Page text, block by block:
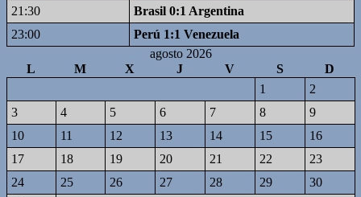
21:30
Brasil 0:1 Argentina
23:00
Perú 1:1 Venezuela
agosto 2026
L
M X J V S
D
1
2
3
4 5 6 7 8
9
10
11 12 13 14 15
16
17
18 19 20 21 22
23
24
25 26 27 28 29
30